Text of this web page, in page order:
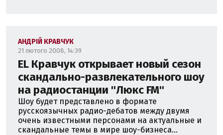
АНДРІЙ КРАВЧУК
21 лютого 2008, 14:39
EL Кравчук открывает новый сезон
скандально-развлекательного шоу
на радиостанции ''Люкс FM''
Шоу будет представлено в формате
русскоязычных радио-дебатов между двумя
очень известными персонами на актуальные и
скандальные темы в мире шоу-бизнеса...